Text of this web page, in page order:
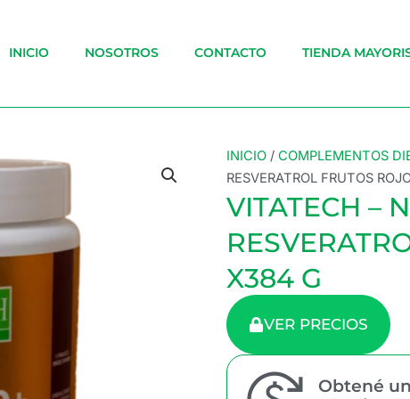
INICIO NOSOTROS CONTACTO TIENDA
INICIO / COMPLEMENTOS
RESVERATROL FRUTOS
VITATECH –
X384 G
VER PRECIOS
Obtené